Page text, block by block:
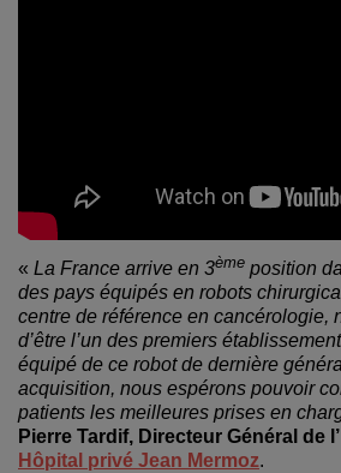
« La France arrive en 3ème position
des pays équipés en robots
centre de référence en cancérologie,
d’être l’un des premiers
équipé de ce robot de dernière
acquisition, nous espérons pouvoir
patients les meilleures prises en
Pierre Tardif, Directeur Général de l’
Hôpital privé Jean Mermoz.